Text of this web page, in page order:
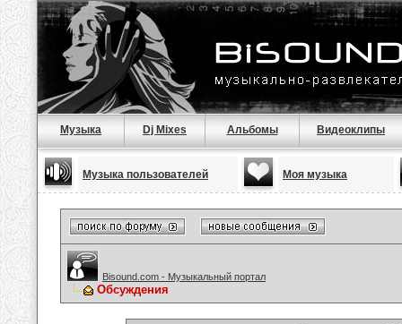
Музыка Dj Mixes Альбомы Видеоклипы
Музыка пользователей Моя музыка
Bisound.com - Музыкальный портал
Обсуждения